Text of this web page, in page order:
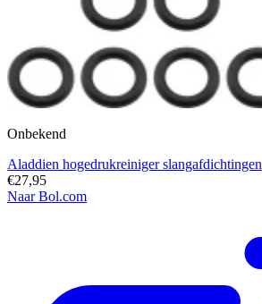
Onbekend
Aladdien hogedrukreiniger slangafdichtingen
€27,95
Naar Bol.com